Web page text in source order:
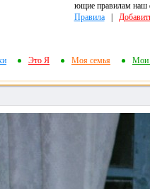
ющие правилам наш
Правила|
Это Я Моя семья Мои